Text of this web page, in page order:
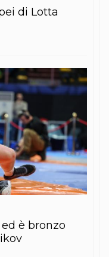
Fisico
infantile
di Lotta
è bronzo